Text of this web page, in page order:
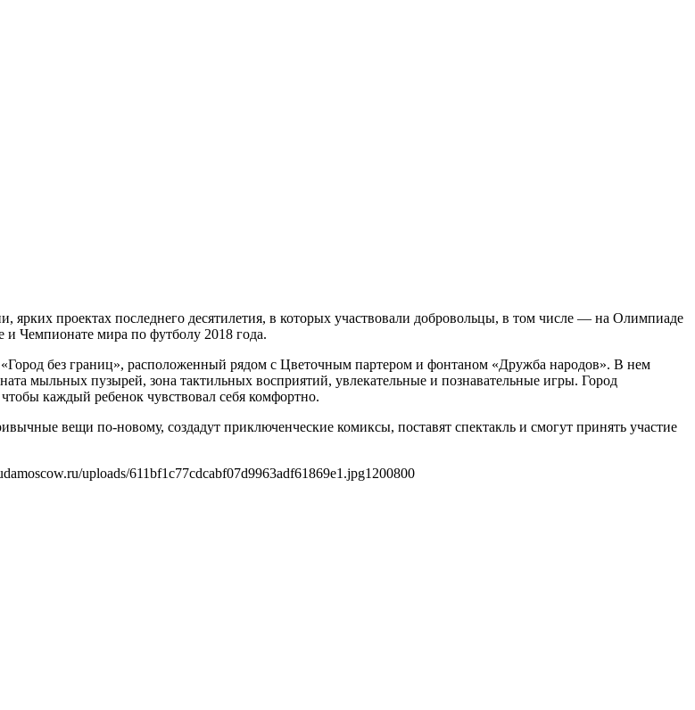
ярких проектах последнего десятилетия, в которых участвовали добровольцы, в том числе — на Олимпиаде
Чемпионате мира по футболу 2018 года.
без границ», расположенный рядом с Цветочным партером и фонтаном «Дружба народов». В нем
мыльных пузырей, зона тактильных восприятий, увлекательные и познавательные игры. Город
каждый ребенок чувствовал себя комфортно.
вещи по-новому, создадут приключенческие комиксы, поставят спектакль и смогут принять участие
uploads/611bf1c77cdcabf07d9963adf61869e1.jpg1200800